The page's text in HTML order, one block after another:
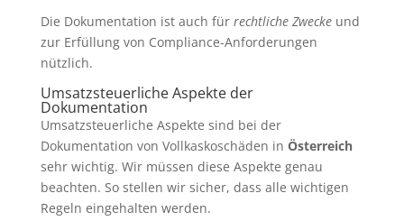
Die Dokumentation ist auch für rechtliche Zweckeund
zur Erfüllung von Compliance-Anforderungen
nützlich.
Umsatzsteuerliche Aspekte der
Dokumentation
Umsatzsteuerliche Aspekte sind bei der
Dokumentation von Vollkaskoschäden in Österreich
sehr wichtig. Wir müssen diese Aspekte genau
beachten. So stellen wir sicher, dass alle wichtigen
Regeln eingehalten werden.